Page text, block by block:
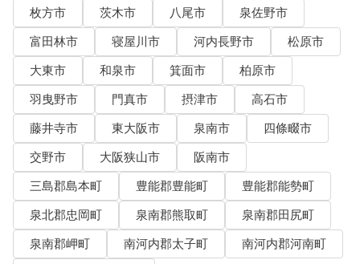
枚方市
茨木市 八尾市
泉佐野市
富田林市
寝屋川市 河内長野市
松原市
大東市
和泉市 箕面市
柏原市
羽曳野市
門真市 摂津市
高石市
藤井寺市
東大阪市 泉南市
四條畷市
交野市
大阪狭山市
阪南市
三島郡島本町
豊能郡豊能町
豊能郡能勢町
泉北郡忠岡町
泉南郡熊取町
泉南郡田尻町
泉南郡岬町
南河内郡太子町
南河内郡河南町